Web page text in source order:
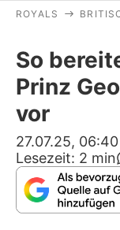
ROYALS
So
Prinz
vor
27.07.25, 06:40
Lesezeit: 2 min